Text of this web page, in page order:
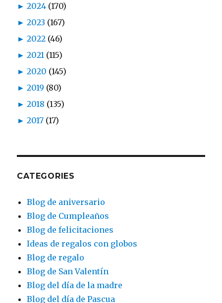
► 2024 (170)
► 2023 (167)
► 2022 (46)
► 2021 (115)
► 2020 (145)
► 2019 (80)
► 2018 (135)
► 2017 (17)
CATEGORIES
Blog de aniversario
Blog de Cumpleaños
Blog de felicitaciones
Ideas de regalos con globos
Blog de regalo
Blog de San Valentín
Blog del día de la madre
Blog del día de Pascua